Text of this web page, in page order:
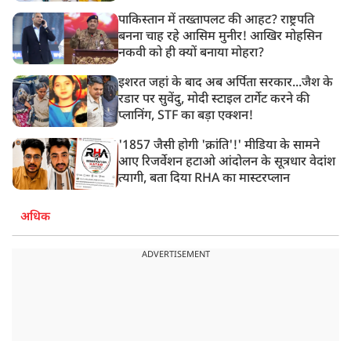
पाकिस्तान में तख्तापलट की आहट? राष्ट्रपति
बनना चाह रहे आसिम मुनीर! आखिर मोहसिन
नकवी को ही क्यों बनाया मोहरा?
इशरत जहां के बाद अब अर्पिता सरकार...जैश के
रडार पर सुवेंदु, मोदी स्टाइल टार्गेट करने की
प्लानिंग, STF का बड़ा एक्शन!
'1857 जैसी होगी 'क्रांति'!' मीडिया के सामने
आए रिजर्वेशन हटाओ आंदोलन के सूत्रधार वेदांश
त्यागी, बता दिया RHA का मास्टरप्लान
अधिक
ADVERTISEMENT